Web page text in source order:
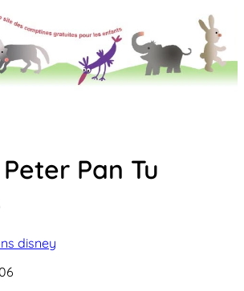
Pan Tu
disney